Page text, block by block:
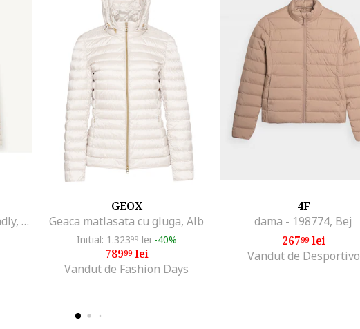
Geaca pentru Femei, friendly, 2228U-5WG-01, Alb, Alb
GEOX
Geaca matlasata cu gluga, Alb
Initial: 1.32399 lei -40%
78999lei
Vandut de Fashion Days
4F
dama - 198774, Bej
26799lei
Vandut de Desportivo